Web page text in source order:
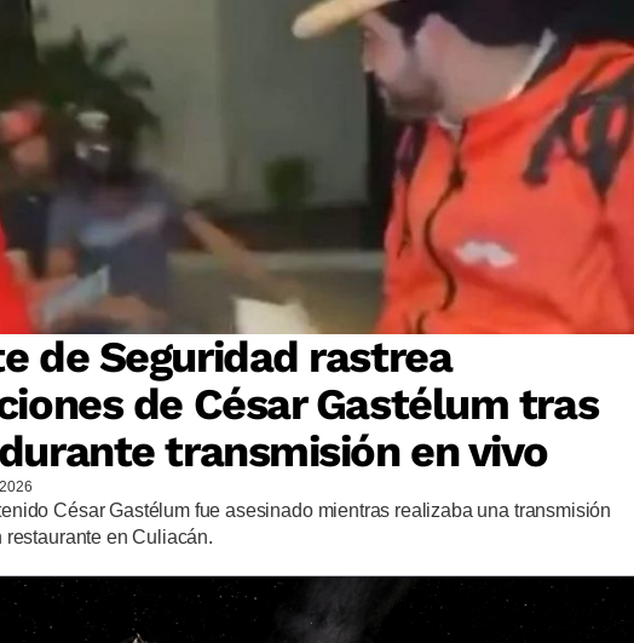
de Seguridad rastrea
de César Gastélum tras
transmisión en vivo
César Gastélum fue asesinado mientras realizaba una transmisión
restaurante en Culiacán.